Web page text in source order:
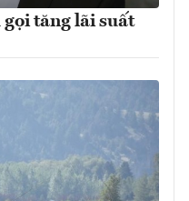
tăng lãi suất